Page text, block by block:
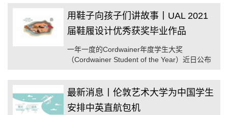
用鞋子向孩子们讲故事丨UAL 2021
届鞋履设计优秀获奖毕业作品
一年一度的Cordwainer年度学生大奖
（Cordwainer Student of the Year）近日公布
Footwear: Product Design and Innovation）
on Toast》获得了新设立的Cordwainer可持续
最新消息丨伦敦艺术大学为中国学生
安排中英直航包机